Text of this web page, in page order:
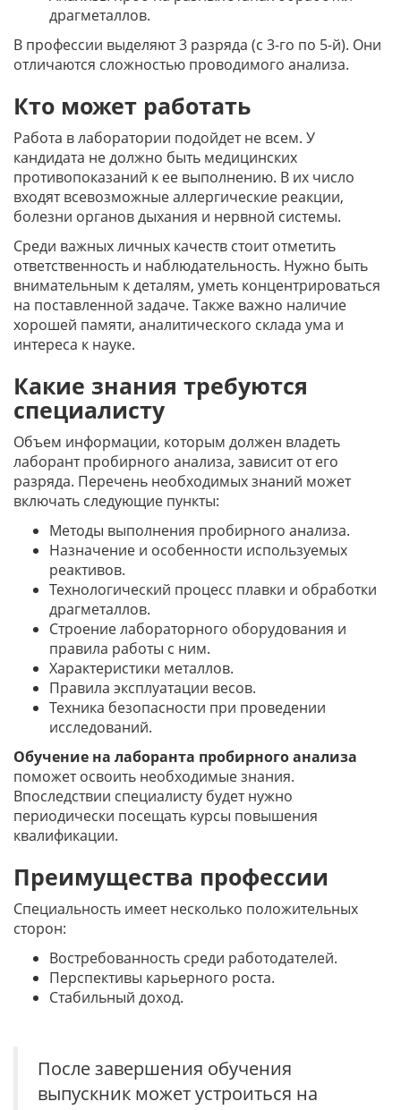
драгметаллов.
В профессии выделяют 3 разряда (с 3-го по 5-й). Они
отличаются сложностью проводимого анализа.
Кто может работать
Работа в лаборатории подойдет не всем. У
кандидата не должно быть медицинских
противопоказаний к ее выполнению. В их число
входят всевозможные аллергические реакции,
болезни органов дыхания и нервной системы.
Среди важных личных качеств стоит отметить
ответственность и наблюдательность. Нужно быть
внимательным к деталям, уметь концентрироваться
на поставленной задаче. Также важно наличие
хорошей памяти, аналитического склада ума и
интереса к науке.
Какие знания требуются
специалисту
Объем информации, которым должен владеть
лаборант пробирного анализа, зависит от его
разряда. Перечень необходимых знаний может
включать следующие пункты:
Методы выполнения пробирного анализа.
Назначение и особенности используемых
реактивов.
Технологический процесс плавки и обработки
драгметаллов.
Строение лабораторного оборудования и
правила работы с ним.
Характеристики металлов.
Правила эксплуатации весов.
Техника безопасности при проведении
исследований.
Обучение на лаборанта пробирного анализа
поможет освоить необходимые знания.
Впоследствии специалисту будет нужно
периодически посещать курсы повышения
квалификации.
Преимущества профессии
Специальность имеет несколько положительных
сторон:
Востребованность среди работодателей.
Перспективы карьерного роста.
Стабильный доход.
После завершения обучения
выпускник может устроиться на